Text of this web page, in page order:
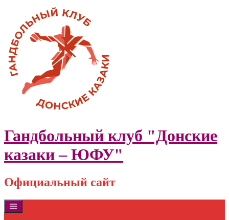
content
Гандбольный клуб "Донские
казаки – ЮФУ"
Официальный сайт